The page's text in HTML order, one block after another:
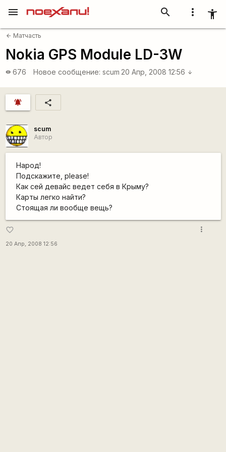
more_vert accessibility_new
search
menu
arrow_back Матчасть
Nokia GPS Module LD-3W
visibility 676 Новое сообщение: scum 20 Апр, 2008 12:56 arrow_downward
notifications_active share
scum
Автор
Народ!
Подскажите, please!
Как сей девайс ведет себя в Крыму?
Карты легко найти?
Стоящая ли вообще вещь?
favorite_border
20 Апр, 2008 12:56
more_vert